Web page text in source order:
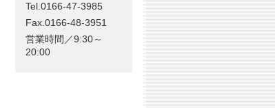
Tel.0166-47-3985
Fax.0166-48-3951
営業時間／9:30～
20:00